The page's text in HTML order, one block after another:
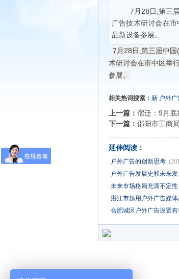
7月28日,第三
广告技术研讨会在
品新设备参展。
7月28日,第三届中
术研讨会在市中区举
参展。
相关热词搜索： 新 户外广
上一篇： 宿迁：9月底
下一篇： 邵阳市工商
延伸阅读：
· 户外广告的创新思考
· 户外广告发展史和未来
·未来市场格局充满不定
·湛江市起用户外广告媒
·合肥城区户外广告设置